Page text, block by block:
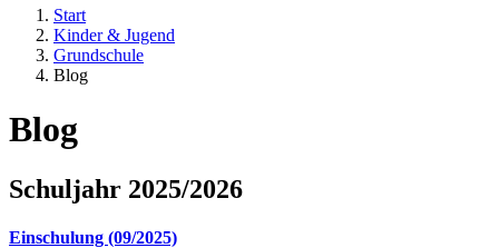
Start
Kinder & Jugend
Grundschule
Blog
Blog
Schuljahr 2025/2026
Einschulung (09/2025)